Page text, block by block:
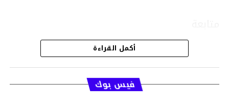
قسم الاخبار
أكمل القراءة
فيس بوك